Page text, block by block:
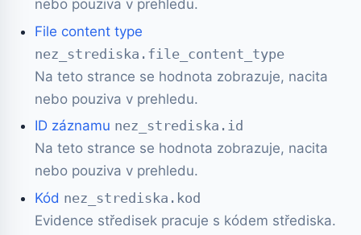
nebo pouziva v prehledu.
File content type
nez_strediska.file_content_type
Na teto strance se hodnota zobrazuje, nacita
nebo pouziva v prehledu.
ID záznamu nez_strediska.id
Na teto strance se hodnota zobrazuje, nacita
nebo pouziva v prehledu.
Kód nez_strediska.kod
Evidence středisek pracuje s kódem střediska.